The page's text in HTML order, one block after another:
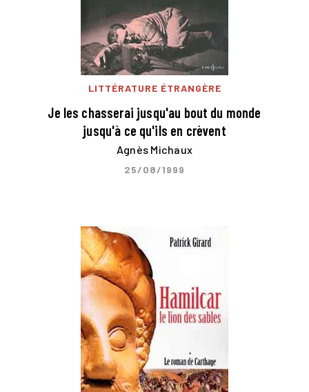
LITTÉRATURE ÉTRANGÈRE
Je les chasserai jusqu'au bout du monde
jusqu'à ce qu'ils en crèvent
Agnès Michaux
25/08/1999